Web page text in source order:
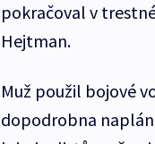
pokračoval v
Hejtman.
Muž použil bojové
dopodrobna